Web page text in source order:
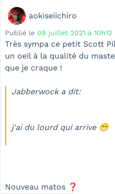
aokiseiichiro
Publié le 09 juillet 2021 à 10h12
Très sympa ce petit Scott
un oeil à la qualité du
que je craque !
Jabberwock a dit:
j'ai du lourd qui arrive 😁
Nouveau matos ❓